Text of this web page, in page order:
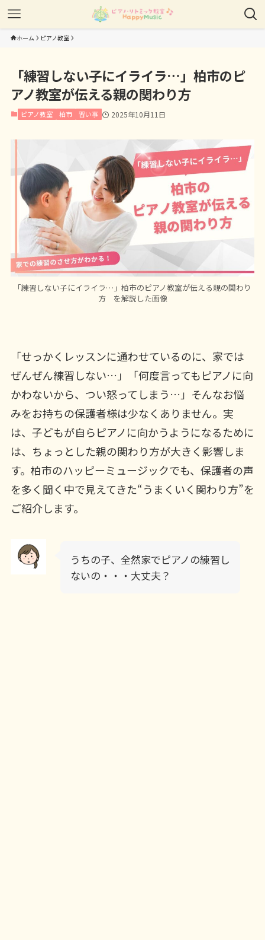
ホーム ピアノ教室
「練習しない子にイライラ…」柏市のピ
アノ教室が伝える親の関わり方
ピアノ教室 柏市 習い事 2025年10月11日
「練習しない子にイライラ…」柏市のピアノ教室が伝える親の関わり
方 を解説した画像
「せっかくレッスンに通わせているのに、家では
ぜんぜん練習しない…」「何度言ってもピアノに向
かわないから、つい怒ってしまう…」そんなお悩
みをお持ちの保護者様は少なくありません。実
は、子どもが自らピアノに向かうようになるために
は、ちょっとした親の関わり方が大きく影響しま
す。柏市のハッピーミュージックでも、保護者の声
を多く聞く中で見えてきた“うまくいく関わり方”を
ご紹介します。
うちの子、全然家でピアノの練習し
ないの・・・大丈夫？